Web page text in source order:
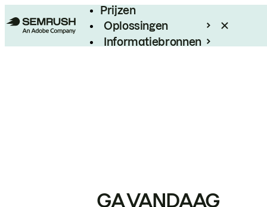
Prijzen
Oplossingen
Informatiebronnen
GA VANDAAG